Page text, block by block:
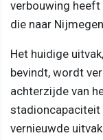
verbouwing
die naar
Het huidige
bevindt, wordt
achterzijde van
stadioncapaciteit
vernieuwde